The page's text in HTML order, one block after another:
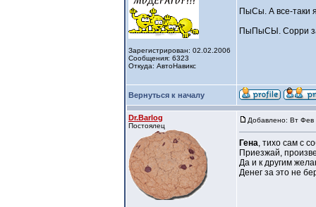
Зарегистрирован: 02.02.2006
Сообщения: 6323
Откуда: АвтоНавикс
ПыСы. А все-таки
ПыПыСЫ. Сорри
Вернуться к началу
Dr.Barlog
Постоялец
Добавлено: Вт Фев
Гена, тихо сам с
Приезжай,
Да и к другим
Денег за это не